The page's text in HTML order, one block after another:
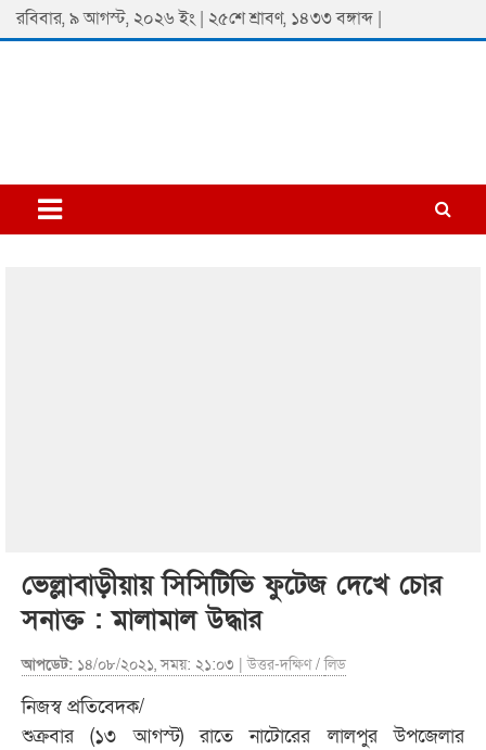
Skip
to
রবিবার, ৯ আগস্ট, ২০২৬ ইং | ২৫শে শ্রাবণ, ১৪৩৩ বঙ্গাব্দ |
Padmaprobaha
Online Newspaper Portal
ভেল্লাবাড়ীয়ায় সিসিটিভি ফুটেজ দেখে চোর
সনাক্ত : মালামাল উদ্ধার
আপডেট: ১৪/০৮/২০২১, সময়: ২১:০৩ |উত্তর-দক্ষিণ/লিড
নিজস্ব প্রতিবেদক/
শুক্রবার (১৩ আগস্ট) রাতে নাটোরের লালপুর উপজেলার